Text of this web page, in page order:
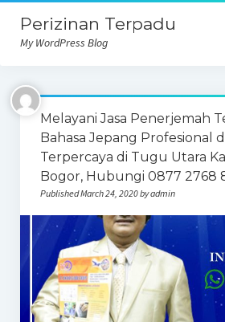
Perizinan Terpadu
My WordPress Blog
Melayani Jasa Penerjemah
Bahasa Jepang Profesional
Terpercaya di Tugu Utara
Bogor, Hubungi 0877 2768
Published March 24, 2020 by admin